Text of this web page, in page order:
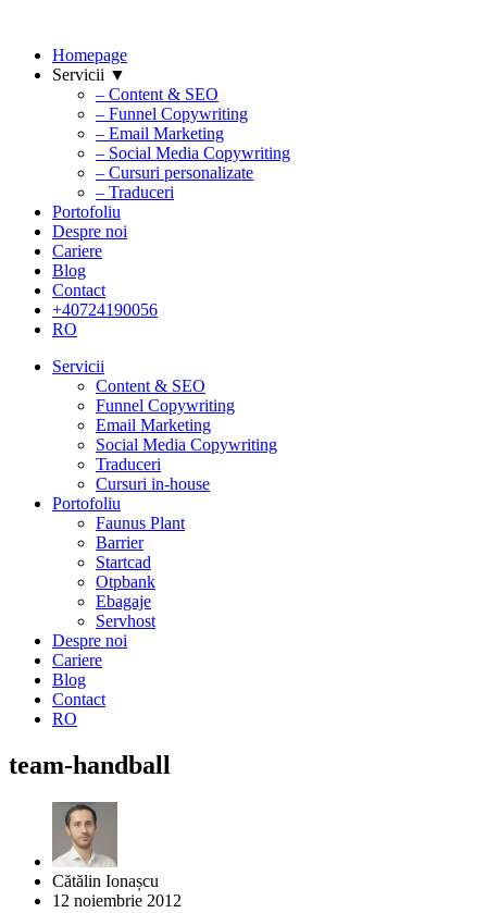
Homepage
Servicii ▼
– Content & SEO
– Funnel Copywriting
– Email Marketing
– Social Media Copywriting
– Cursuri personalizate
– Traduceri
Portofoliu
Despre noi
Cariere
Blog
Contact
+40724190056
RO
Servicii
Content & SEO
Funnel Copywriting
Email Marketing
Social Media Copywriting
Traduceri
Cursuri in-house
Portofoliu
Faunus Plant
Barrier
Startcad
Otpbank
Ebagaje
Servhost
Despre noi
Cariere
Blog
Contact
RO
team-handball
Cătălin Ionașcu
12 noiembrie 2012